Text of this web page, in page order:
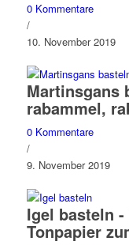
0 Kommentare
/
10. November 2019
Martinsgans
rabammel,
0 Kommentare
/
9. November 2019
Igel basteln
Tonpapier